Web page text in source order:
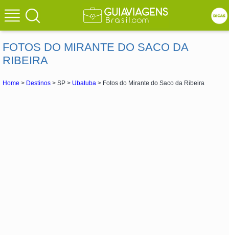
FOTOS DO MIRANTE DO SACO DA
RIBEIRA
Home > Destinos > SP > Ubatuba > Fotos do Mirante do Saco da Ribeira